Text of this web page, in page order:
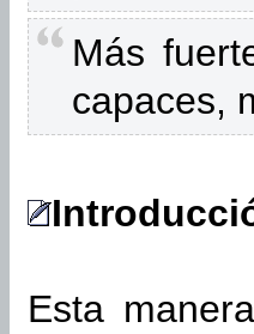
Más
capaces,
Esta